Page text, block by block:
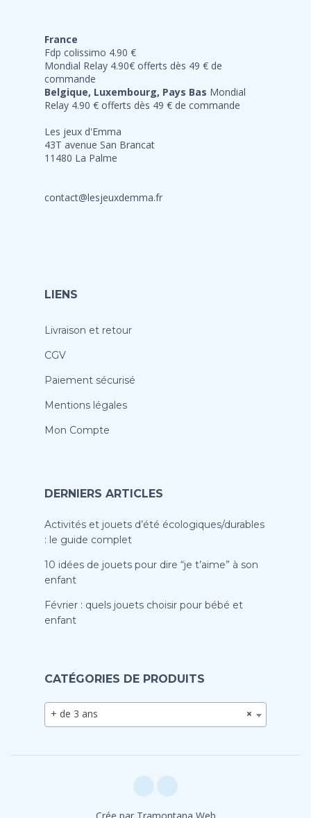
France
Fdp colissimo 4.90 €
Mondial Relay 4.90€ offerts dès 49 € de
commande
Belgique, Luxembourg, Pays Bas Mondial
Relay 4.90 € offerts dès 49 € de commande
Les jeux d'Emma
43T avenue San Brancat
11480 La Palme
contact@lesjeuxdemma.fr
LIENS
Livraison et retour
CGV
Paiement sécurisé
Mentions légales
Mon Compte
DERNIERS ARTICLES
Activités et jouets d’été écologiques/durables
: le guide complet
10 idées de jouets pour dire “je t’aime” à son
enfant
Février : quels jouets choisir pour bébé et
enfant
CATÉGORIES DE PRODUITS
×
+ de 3 ans